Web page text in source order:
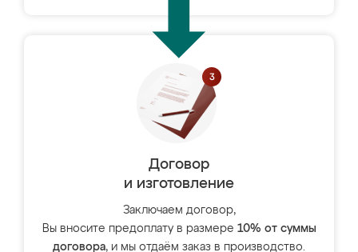
Договор
и изготовление
Заключаем договор,
Вы вносите предоплату в размере 10% от суммы
договора, и мы отдаём заказ в производство.